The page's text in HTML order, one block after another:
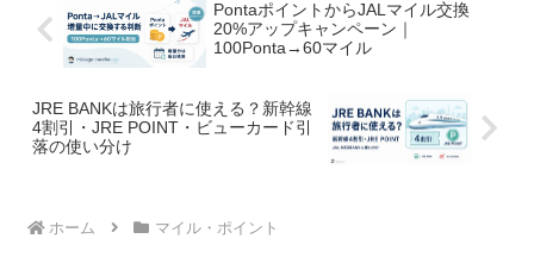
PontaポイントからJALマイル交換
20%アップキャンペーン｜
100Ponta→60マイル
JRE BANKは旅行者に使える？新幹線
4割引・JRE POINT・ビューカード引
落の使い分け
ホーム マイル・ポイント